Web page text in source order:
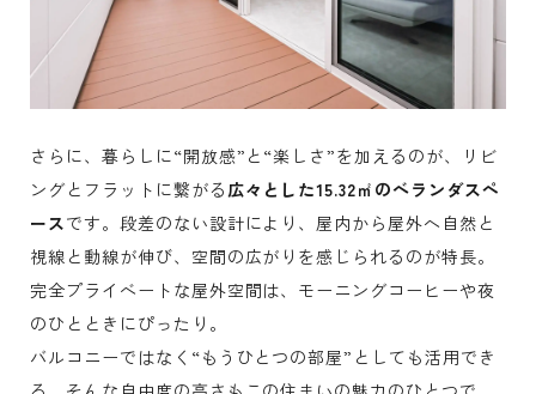
さらに、暮らしに“開放感”と“楽しさ”を加えるのが、リビ
ングとフラットに繋がる広々とした15.32㎡のベランダスペ
ースです。段差のない設計により、屋内から屋外へ自然と
視線と動線が伸び、空間の広がりを感じられるのが特長。
完全プライベートな屋外空間は、モーニングコーヒーや夜
のひとときにぴったり。
バルコニーではなく“もうひとつの部屋”としても活用でき